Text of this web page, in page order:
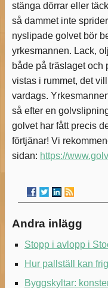
stänga dörrar eller
så dammet inte
nyslipade golvet bör
yrkesmannen. Lack,
både på träslaget och
vistas i rummet, det
vardags.
så efter en
golvet har fått precis
förtjänar! Vi
sidan: https://
Andra inlägg
Stopp i avlopp i
Hur pallställ kan
Byggskyltar: